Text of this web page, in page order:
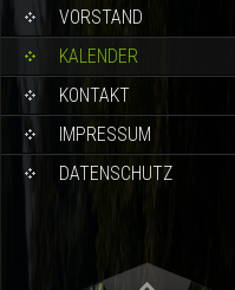
VORSTAND
KALENDER
KONTAKT
IMPRESSUM
DATENSCHUTZ